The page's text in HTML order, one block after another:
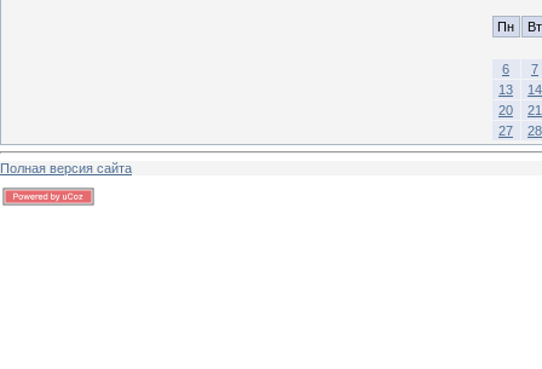
Пн Вт
6
7
13
14
20
21
27
28
Полная версия сайта